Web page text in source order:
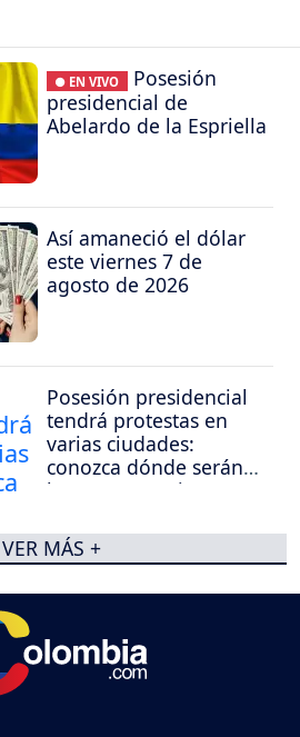
● EN VIVO
Posesión
presidencial de
Abelardo de la Espriella
Así amaneció el dólar
este viernes 7 de
agosto de 2026
Posesión presidencial
tendrá protestas en
varias ciudades:
conozca dónde serán
las concentraciones
VER MÁS +